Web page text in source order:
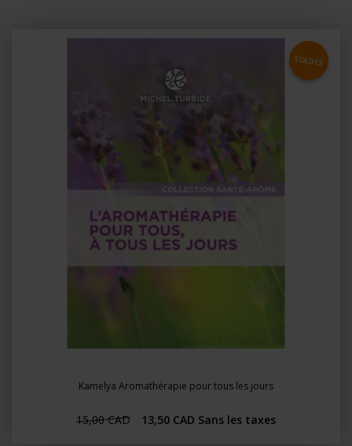
SOLDES
Kamelya Aromathérapie pour tous les jours
15,00 CAD 13,50 CAD Sans les taxes